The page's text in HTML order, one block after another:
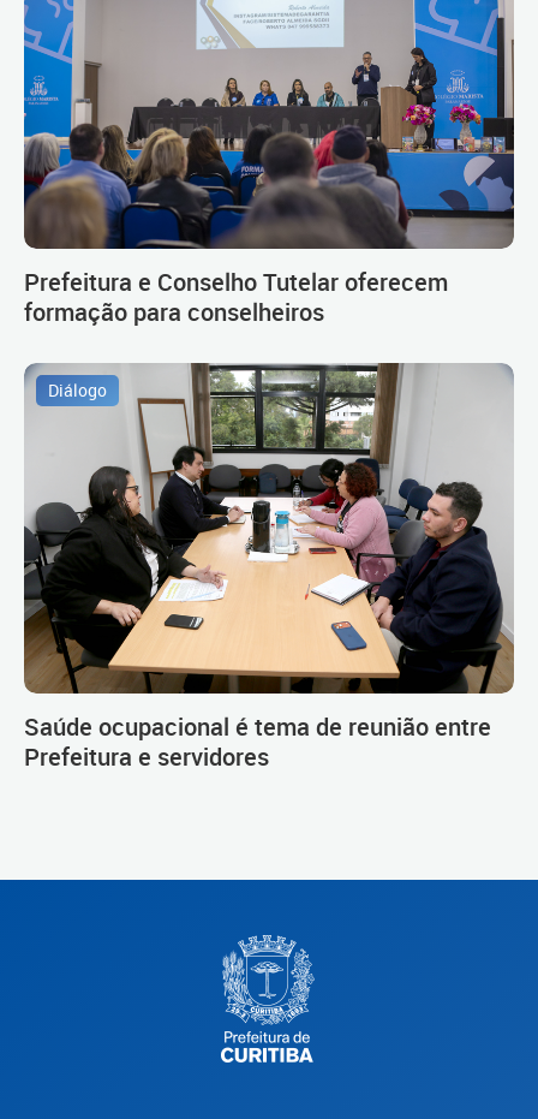
Prefeitura e Conselho Tutelar oferecem
formação para conselheiros
Diálogo
Saúde ocupacional é tema de reunião entre
Prefeitura e servidores